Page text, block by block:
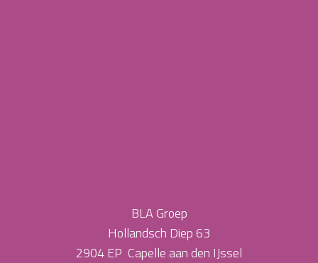
BLA Groep
Hollandsch Diep 63
2904 EP Capelle aan den IJssel